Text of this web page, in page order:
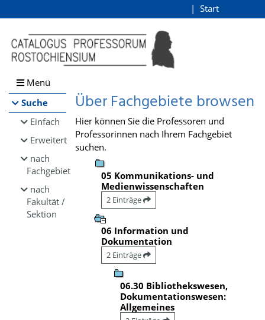
Browsen
direkt zum Inhalt
Start
Menü
Suche
Einfach
Erweitert
nach
Fachgebiet
nach
Fakultät /
Sektion
Über Fachgebiete browsen
Hier können Sie die Professoren und
Professorinnen nach Ihrem Fachgebiet
suchen.
05 Kommunikations- und
Medienwissenschaften
2 Einträge
06 Information und
Dokumentation
2 Einträge
06.30 Bibliothekswesen,
Dokumentationswesen:
Allgemeines